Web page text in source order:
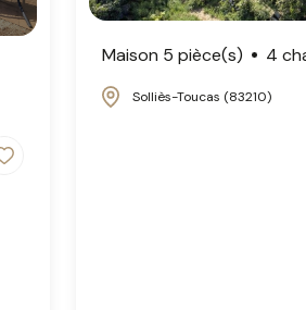
Maison 5 pièce(s) 4
Solliès-Toucas (83210)